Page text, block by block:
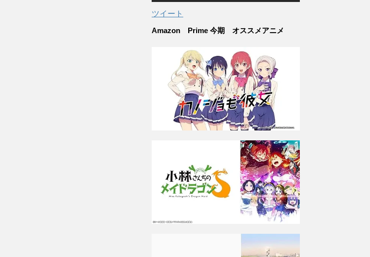
ツイート
Amazon Prime 今期 オススメアニメ